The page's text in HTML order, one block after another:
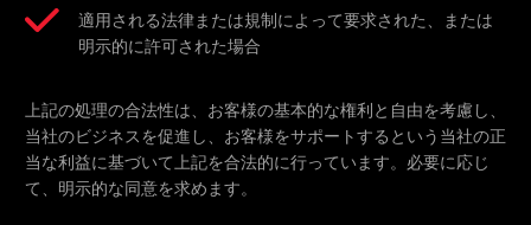
適用される法律または規制によって要求された、または
明示的に許可された場合
上記の処理の合法性は、お客様の基本的な権利と自由を考慮し、
当社のビジネスを促進し、お客様をサポートするという当社の正
当な利益に基づいて上記を合法的に行っています。必要に応じ
て、明示的な同意を求めます。